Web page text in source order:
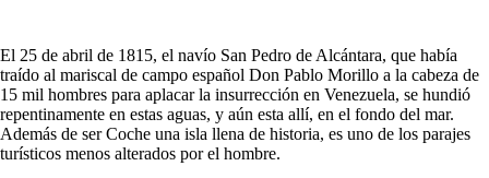
El 25 de abril de 1815, el navío San Pedro de Alcántara, que había
traído al mariscal de campo español Don Pablo Morillo a la cabeza de
15 mil hombres para aplacar la insurrección en Venezuela, se hundió
repentinamente en estas aguas, y aún esta allí, en el fondo del mar.
Además de ser Coche una isla llena de historia, es uno de los parajes
turísticos menos alterados por el hombre.